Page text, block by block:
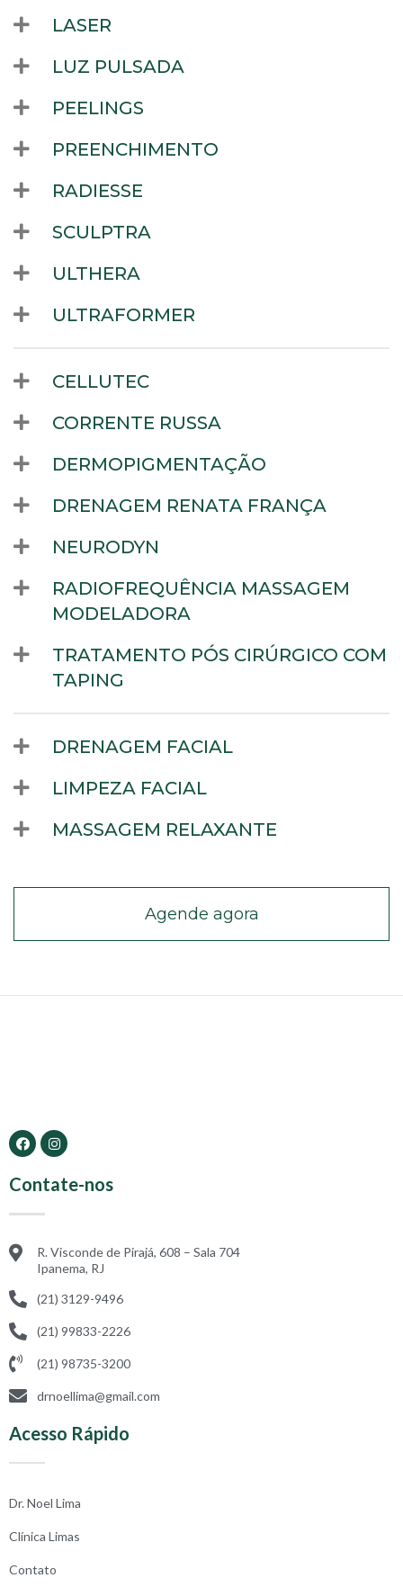
LASER
LUZ PULSADA
PEELINGS
PREENCHIMENTO
RADIESSE
SCULPTRA
ULTHERA
ULTRAFORMER
CELLUTEC
CORRENTE RUSSA
DERMOPIGMENTAÇÃO
DRENAGEM RENATA FRANÇA
NEURODYN
RADIOFREQUÊNCIA MASSAGEM
MODELADORA
TRATAMENTO PÓS CIRÚRGICO COM
TAPING
DRENAGEM FACIAL
LIMPEZA FACIAL
MASSAGEM RELAXANTE
Agende agora
Contate-nos
R. Visconde de Pirajá, 608 – Sala 704
Ipanema, RJ
(21) 3129-9496
(21) 99833-2226
(21) 98735-3200
drnoellima@gmail.com
Acesso Rápido
Dr. Noel Lima
Clínica Limas
Contato